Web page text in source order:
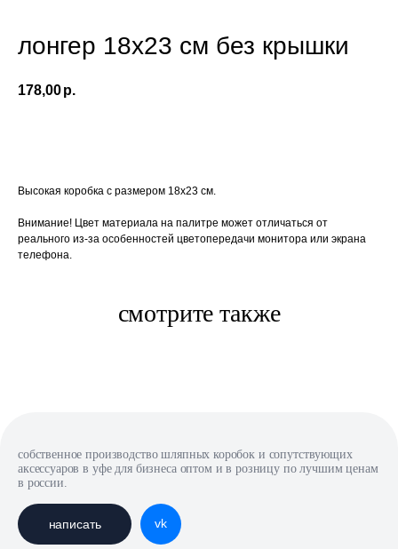
лонгер 18x23 см без крышки
178,00р.
Высокая коробка с размером 18x23 см.
Внимание! Цвет материала на палитре может отличаться от
реального из-за особенностей цветопередачи монитора или экрана
телефона.
смотрите также
собственное производство шляпных коробок и сопутствующих
аксессуаров в уфе для бизнеса оптом и в розницу по лучшим ценам
в россии.
vk
написать